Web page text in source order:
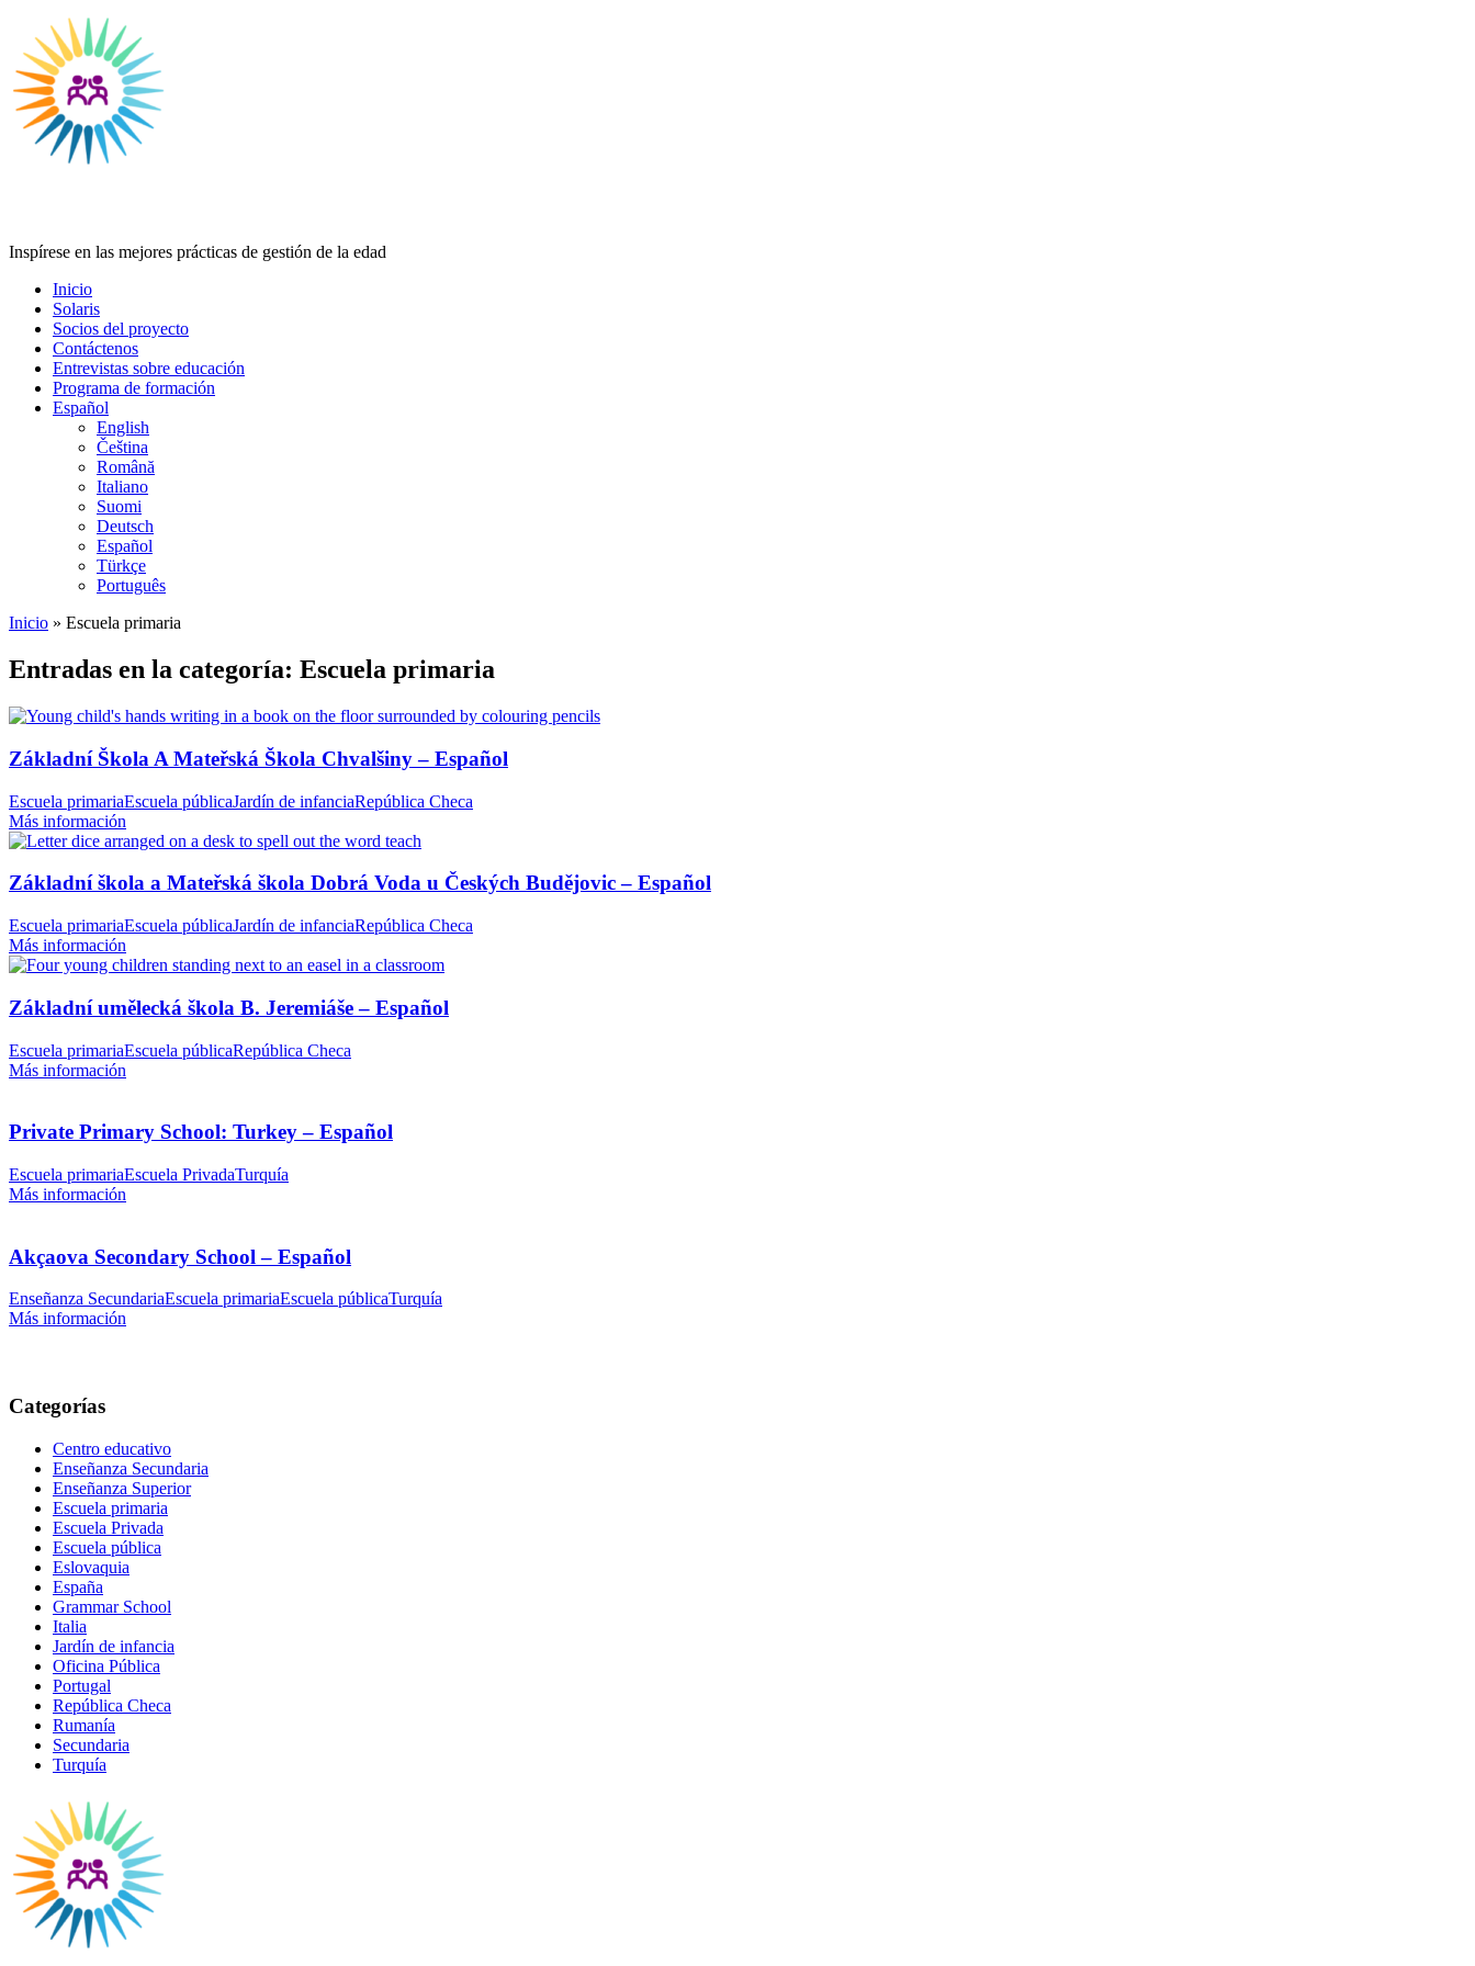
Inspírese en las mejores prácticas de gestión de la edad
Inicio
Solaris
Socios del proyecto
Contáctenos
Entrevistas sobre educación
Programa de formación
Español
English
Čeština
Română
Italiano
Suomi
Deutsch
Español
Türkçe
Português
Inicio » Escuela primaria
Entradas en la categoría: Escuela primaria
Základní Škola A Mateřská Škola Chvalšiny – Español
Escuela primariaEscuela públicaJardín de infanciaRepública Checa
Más información
Základní škola a Mateřská škola Dobrá Voda u Českých Budějovic – Español
Escuela primariaEscuela públicaJardín de infanciaRepública Checa
Más información
Základní umělecká škola B. Jeremiáše – Español
Escuela primariaEscuela públicaRepública Checa
Más información
Private Primary School: Turkey – Español
Escuela primariaEscuela PrivadaTurquía
Más información
Akçaova Secondary School – Español
Enseñanza SecundariaEscuela primariaEscuela públicaTurquía
Más información
Categorías
Centro educativo
Enseñanza Secundaria
Enseñanza Superior
Escuela primaria
Escuela Privada
Escuela pública
Eslovaquia
España
Grammar School
Italia
Jardín de infancia
Oficina Pública
Portugal
República Checa
Rumanía
Secundaria
Turquía